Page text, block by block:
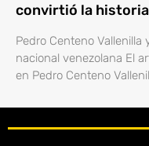
convirtió la
Pedro Centeno
nacional venezolana El
en Pedro Centeno